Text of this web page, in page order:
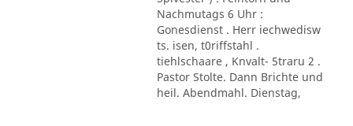
Nachmutags 6 Uhr :
Gonesdienst . Herr iechwedisw
ts. isen, t0riffstahl .
tiehlschaare , Knvalt- 5traru 2 .
Pastor Stolte. Dann Brichte und
heil. Abendmahl. Dienstag,